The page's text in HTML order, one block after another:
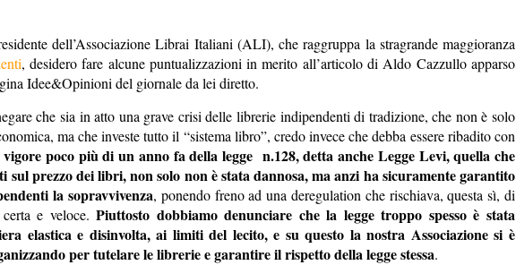
dell’Associazione Librai Italiani (ALI), che raggruppa la stragrande maggioranza
, desidero fare alcune puntualizzazioni in merito all’articolo di Aldo Cazzullo apparso
Idee&Opinioni del giornale da lei diretto.
che sia in atto una grave crisi delle librerie indipendenti di tradizione, che non è solo
ma che investe tutto il “sistema libro”, credo invece che debba essere ribadito con
poco più di un anno fa della legge n.128, detta anche Legge Levi, quella che
sul prezzo dei libri, non solo non è stata dannosa, ma anzi ha sicuramente garantito
la sopravvivenza, ponendo freno ad una deregulation che rischiava, questa sì, di
certa e veloce.Piuttosto dobbiamo denunciare che la legge troppo spesso è stata
elastica e disinvolta, ai limiti del lecito, e su questo la nostra Associazione si è
per tutelare le librerie e garantire il rispetto della legge stessa.